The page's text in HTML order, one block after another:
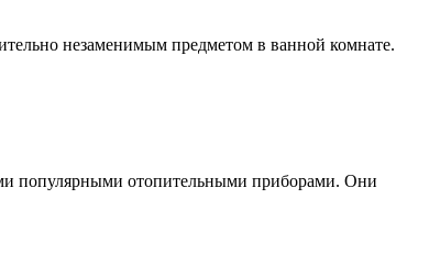
незаменимым предметом в ванной комнате.
популярными отопительными приборами. Они